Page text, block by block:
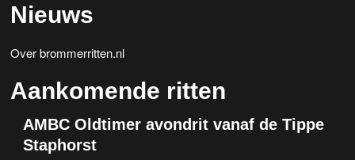
Nieuws
Over brommerritten.nl
Aankomende ritten
AMBC Oldtimer avondrit vanaf de Tippe
Staphorst